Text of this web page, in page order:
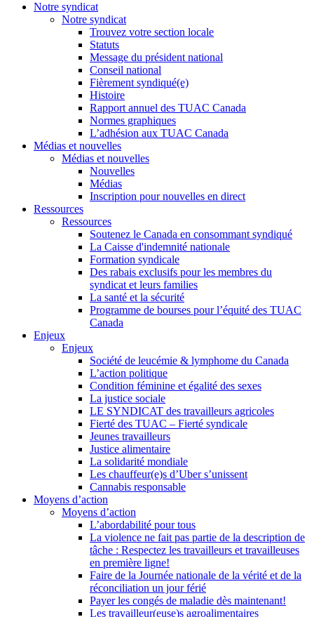
Notre syndicat
Notre syndicat
Trouvez votre section locale
Statuts
Message du président national
Conseil national
Fièrement syndiqué(e)
Histoire
Rapport annuel des TUAC Canada
Normes graphiques
L’adhésion aux TUAC Canada
Médias et nouvelles
Médias et nouvelles
Nouvelles
Médias
Inscription pour nouvelles en direct
Ressources
Ressources
Soutenez le Canada en consommant syndiqué
La Caisse d'indemnité nationale
Formation syndicale
Des rabais exclusifs pour les membres du
syndicat et leurs families
La santé et la sécurité
Programme de bourses pour l’équité des TUAC
Canada
Enjeux
Enjeux
Société de leucémie & lymphome du Canada
L’action politique
Condition féminine et égalité des sexes
La justice sociale
LE SYNDICAT des travailleurs agricoles
Fierté des TUAC – Fierté syndicale
Jeunes travailleurs
Justice alimentaire
La solidarité mondiale
Les chauffeur(e)s d’Uber s’unissent
Cannabis responsable
Moyens d’action
Moyens d’action
L’abordabilité pour tous
La violence ne fait pas partie de la description de
tâche : Respectez les travailleurs et travailleuses
en première ligne!
Faire de la Journée nationale de la vérité et de la
réconciliation un jour férié
Payer les congés de maladie dès maintenant!
Les travailleur(euse)s agroalimentaires